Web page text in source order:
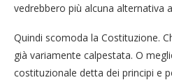
vedrebbero più alcuna alternativa
Quindi scomoda la Costituzione.
già variamente calpestata. O
costituzionale detta dei principi e